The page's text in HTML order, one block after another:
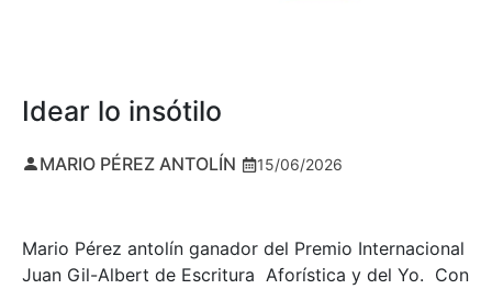
Idear lo insótilo
MARIO PÉREZ ANTOLÍN 15/06/2026
Mario Pérez antolín ganador del Premio Internacional
Juan Gil-Albert de Escritura Aforística y del Yo. Con